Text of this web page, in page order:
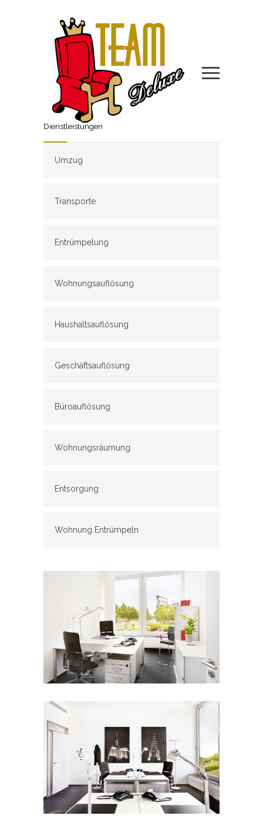
Dienstleistungen
Umzug
Transporte
Entrümpelung
Wohnungsauflösung
Haushaltsauflösung
Geschäftsauflösung
Büroauflösung
Wohnungsräumung
Entsorgung
Wohnung Entrümpeln